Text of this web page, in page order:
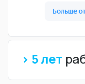
> 5 лет